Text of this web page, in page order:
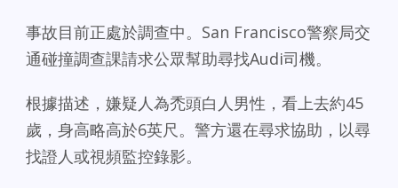
事故目前正處於調查中。San Francisco警察局交
通碰撞調查課請求公眾幫助尋找Audi司機。
根據描述，嫌疑人為禿頭白人男性，看上去約45
歲，身高略高於6英尺。警方還在尋求協助，以尋
找證人或視頻監控錄影。